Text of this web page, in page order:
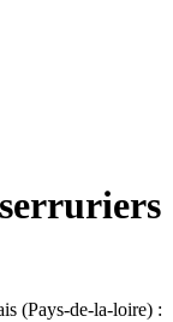
(Pays-de-la-loire) :